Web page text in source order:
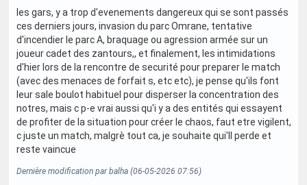
les gars, y a trop d'evenements dangereux qui se sont passés
ces derniers jours, invasion du parc Omrane, tentative
d'incendier le parc A, braquage ou agression armée sur un
joueur cadet des zantours,, et finalement, les intimidations
d'hier lors de la rencontre de securité pour preparer le match
(avec des menaces de forfait s, etc etc), je pense qu'ils font
leur sale boulot habituel pour disperser la concentration des
notres, mais c p-e vrai aussi qu'i y a des entités qui essayent
de profiter de la situation pour créer le chaos, faut etre vigilent,
c juste un match, malgrè tout ca, je souhaite qui'll perde et
reste vaincue
Dernière modification par balha (06-05-2026 07:56)